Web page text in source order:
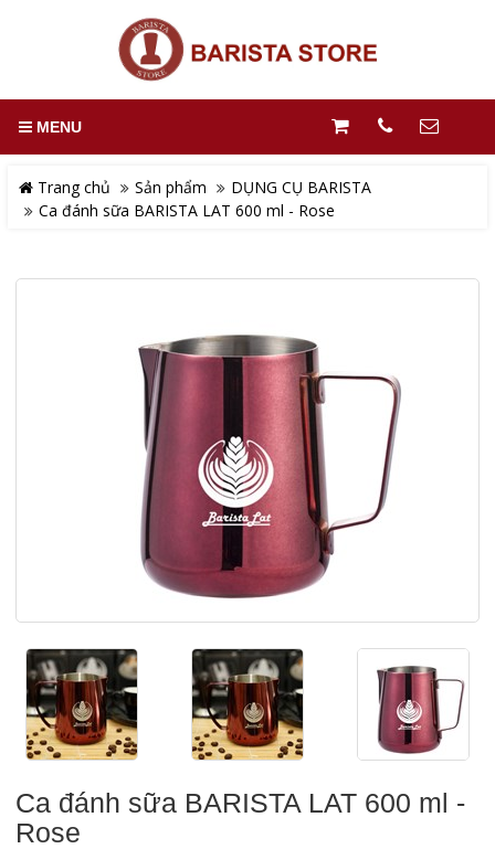
MENU
Trang chủ Sản phẩm
DỤNG CỤ BARISTA
Ca đánh sữa BARISTA LAT 600 ml - Rose
Ca đánh sữa BARISTA LAT 600 ml -
Rose